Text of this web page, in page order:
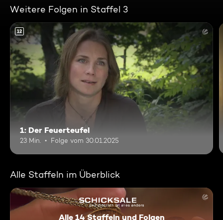
Weitere Folgen in Staffel 3
12
1: Der Feuerteufel
23 Min. Folge vom 30.01.2025
Alle Staffeln im Überblick
Alle 14 Staffeln und Folgen